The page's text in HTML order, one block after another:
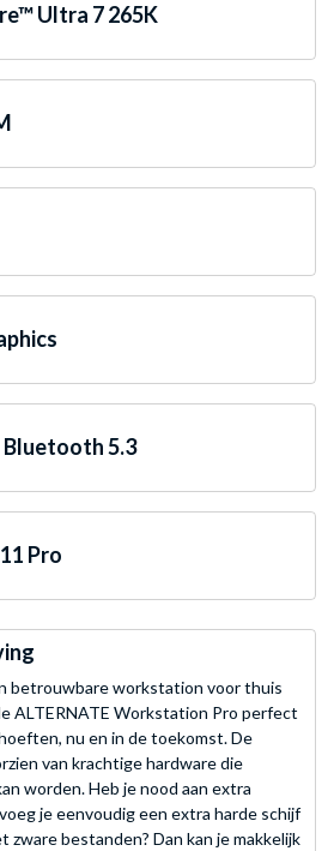
Ultra 7 265K
Bluetooth 5.3
Pro
betrouwbare workstation voor thuis
ALTERNATE Workstation Pro perfect
nu en in de toekomst. De
van krachtige hardware die
worden. Heb je nood aan extra
je eenvoudig een extra harde schijf
zware bestanden? Dan kan je makkelijk